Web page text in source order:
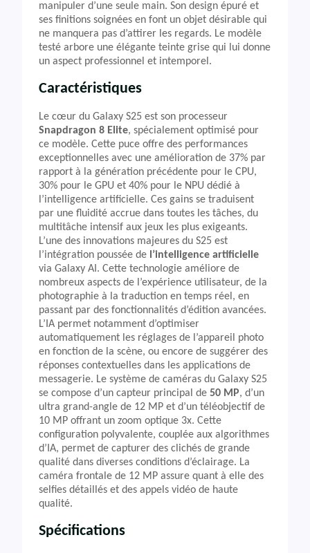
manipuler d’une seule main. Son design épuré et
ses finitions soignées en font un objet désirable qui
ne manquera pas d’attirer les regards. Le modèle
testé arbore une élégante teinte grise qui lui donne
un aspect professionnel et intemporel.
Caractéristiques
Le cœur du Galaxy S25 est son processeur
Snapdragon 8 Elite, spécialement optimisé pour
ce modèle. Cette puce offre des performances
exceptionnelles avec une amélioration de 37% par
rapport à la génération précédente pour le CPU,
30% pour le GPU et 40% pour le NPU dédié à
l’intelligence artificielle. Ces gains se traduisent
par une fluidité accrue dans toutes les tâches, du
multitâche intensif aux jeux les plus exigeants.
L’une des innovations majeures du S25 est
l’intégration poussée de l’intelligence artificielle
via Galaxy AI. Cette technologie améliore de
nombreux aspects de l’expérience utilisateur, de la
photographie à la traduction en temps réel, en
passant par des fonctionnalités d’édition avancées.
L’IA permet notamment d’optimiser
automatiquement les réglages de l’appareil photo
en fonction de la scène, ou encore de suggérer des
réponses contextuelles dans les applications de
messagerie. Le système de caméras du Galaxy S25
se compose d’un capteur principal de 50 MP, d’un
ultra grand-angle de 12 MP et d’un téléobjectif de
10 MP offrant un zoom optique 3x. Cette
configuration polyvalente, couplée aux algorithmes
d’IA, permet de capturer des clichés de grande
qualité dans diverses conditions d’éclairage. La
caméra frontale de 12 MP assure quant à elle des
selfies détaillés et des appels vidéo de haute
qualité.
Spécifications